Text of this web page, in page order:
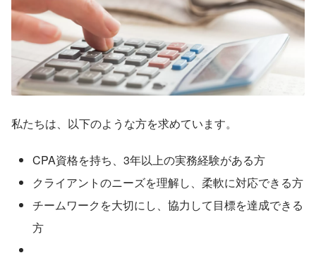
私たちは、以下のような方を求めています。
CPA資格を持ち、3年以上の実務経験がある方
クライアントのニーズを理解し、柔軟に対応できる方
チームワークを大切にし、協力して目標を達成できる
方